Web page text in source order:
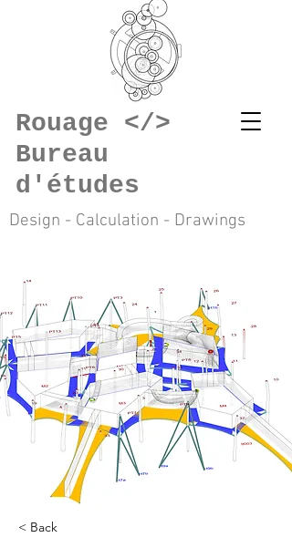
Rouage </>
Bureau
d'études
Design - Calculation - Drawings
< Back